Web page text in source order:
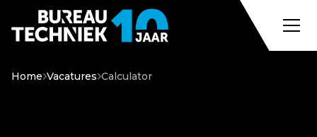
Home Vacatures Calculator